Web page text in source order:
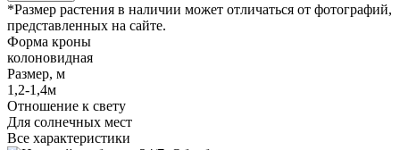
*Размер растения в наличии может отличаться от фотографий,
представленных на сайте.
Форма кроны
колоновидная
Размер, м
1,2-1,4м
Отношение к свету
Для солнечных мест
Все характеристики